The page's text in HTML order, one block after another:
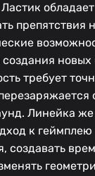
обладает
препятствия
новых
требует
Линейка
к
создавать